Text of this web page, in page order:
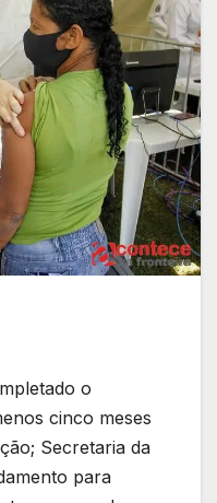
o
cinco meses
Secretaria da
para